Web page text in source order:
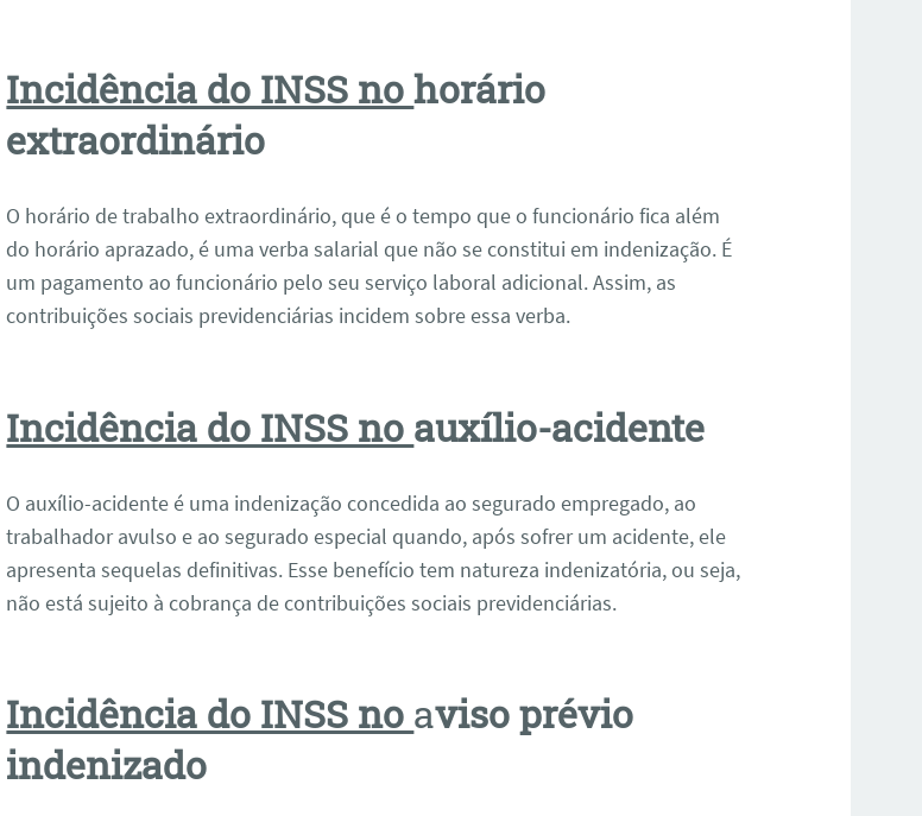
Incidência do INSS nohorário
extraordinário
O horário de trabalho extraordinário, que é o tempo que o funcionário fica além
do horário aprazado, é uma verba salarial que não se constitui em indenização. É
um pagamento ao funcionário pelo seu serviço laboral adicional. Assim, as
contribuições sociais previdenciárias incidem sobre essa verba.
Incidência do INSS no auxílio-acidente
O auxílio-acidente é uma indenização concedida ao segurado empregado, ao
trabalhador avulso e ao segurado especial quando, após sofrer um acidente, ele
apresenta sequelas definitivas. Esse benefício tem natureza indenizatória, ou seja,
não está sujeito à cobrança de contribuições sociais previdenciárias.
Incidência do INSS no aviso prévio
indenizado